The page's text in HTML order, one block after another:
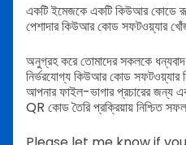
একটি ইমেজকে একটি কিউআর কোডে
পেশাদার কিউআর কোড সফটওয়্যার
অনুগ্রহ করে তোমাদের সকলকে
নির্ভরযোগ্য কিউআর কোড সফটওয়্যার
আপনার ফাইল-ভাগার প্রচারের জন্য
QR কোড তৈরি প্রক্রিয়ায় নিশ্চিত